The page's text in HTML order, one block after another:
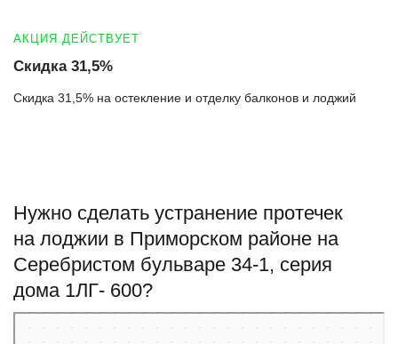
АКЦИЯ ДЕЙСТВУЕТ
Скидка 31,5%
Скидка 31,5% на остекление и отделку балконов и лоджий
Нужно сделать устранение протечек
на лоджии в Приморском районе на
Серебристом бульваре 34-1, серия
дома 1ЛГ- 600?